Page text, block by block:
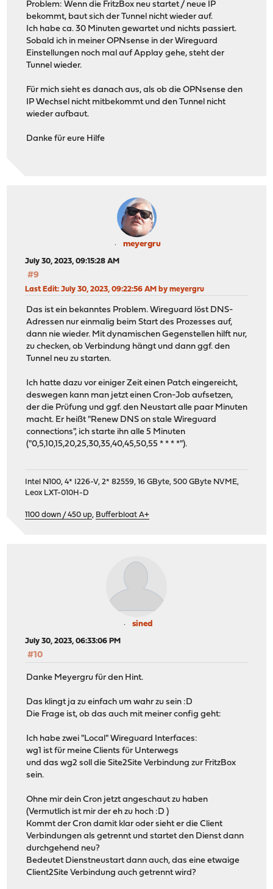
Problem: Wenn die FritzBox neu startet / neue IP
bekommt, baut sich der Tunnel nicht wieder auf.
Ich habe ca. 30 Minuten gewartet und nichts passiert.
Sobald ich in meiner OPNsense in der Wireguard
Einstellungen noch mal auf Applay gehe, steht der
Tunnel wieder.
Für mich sieht es danach aus, als ob die OPNsense den
IP Wechsel nicht mitbekommt und den Tunnel nicht
wieder aufbaut.
Danke für eure Hilfe
meyergru
July 30, 2023, 09:15:28 AM
#9
Last Edit: July 30, 2023, 09:22:56 AM by meyergru
Das ist ein bekanntes Problem. Wireguard löst DNS-
Adressen nur einmalig beim Start des Prozesses auf,
dann nie wieder. Mit dynamischen Gegenstellen hilft nur,
zu checken, ob Verbindung hängt und dann ggf. den
Tunnel neu zu starten.
Ich hatte dazu vor einiger Zeit einen Patch eingereicht,
deswegen kann man jetzt einen Cron-Job aufsetzen,
der die Prüfung und ggf. den Neustart alle paar Minuten
macht. Er heißt "Renew DNS on stale Wireguard
connections", ich starte ihn alle 5 Minuten
("0,5,10,15,20,25,30,35,40,45,50,55 * * * *").
Intel N100, 4* I226-V, 2* 82559, 16 GByte, 500 GByte NVME,
Leox LXT-010H-D
1100 down / 450 up, Bufferbloat A+
sined
July 30, 2023, 06:33:06 PM
#10
Danke Meyergru für den Hint.
Das klingt ja zu einfach um wahr zu sein :D
Die Frage ist, ob das auch mit meiner config geht:
Ich habe zwei "Local" Wireguard Interfaces:
wg1 ist für meine Clients für Unterwegs
und das wg2 soll die Site2Site Verbindung zur FritzBox
sein.
Ohne mir dein Cron jetzt angeschaut zu haben
(Vermutlich ist mir der eh zu hoch :D )
Kommt der Cron damit klar oder sieht er die Client
Verbindungen als getrennt und startet den Dienst dann
durchgehend neu?
Bedeutet Dienstneustart dann auch, das eine etwaige
Client2Site Verbindung auch getrennt wird?